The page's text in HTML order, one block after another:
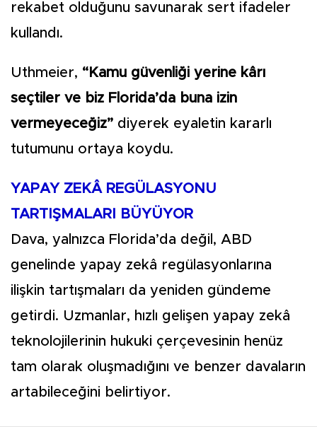
rekabet olduğunu savunarak sert ifadeler
kullandı.
Uthmeier, “Kamu güvenliği yerine kârı
seçtiler ve biz Florida’da buna izin
vermeyeceğiz” diyerek eyaletin kararlı
tutumunu ortaya koydu.
YAPAY ZEKÂ REGÜLASYONU
TARTIŞMALARI BÜYÜYOR
Dava, yalnızca Florida’da değil, ABD
genelinde yapay zekâ regülasyonlarına
ilişkin tartışmaları da yeniden gündeme
getirdi. Uzmanlar, hızlı gelişen yapay zekâ
teknolojilerinin hukuki çerçevesinin henüz
tam olarak oluşmadığını ve benzer davaların
artabileceğini belirtiyor.